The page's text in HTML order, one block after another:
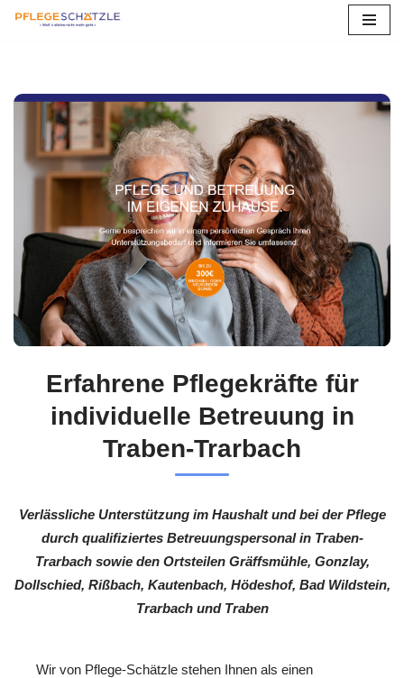
springen
Erfahrene Pflegekräfte für
individuelle Betreuung in
Traben-Trarbach
Verlässliche Unterstützung im Haushalt und bei der Pflege
durch qualifiziertes Betreuungspersonal in Traben-
Trarbach sowie den Ortsteilen Gräffsmühle, Gonzlay,
Dollschied, Rißbach, Kautenbach, Hödeshof, Bad Wildstein,
Trarbach und Traben
Wir von Pflege-Schätzle stehen Ihnen als einen